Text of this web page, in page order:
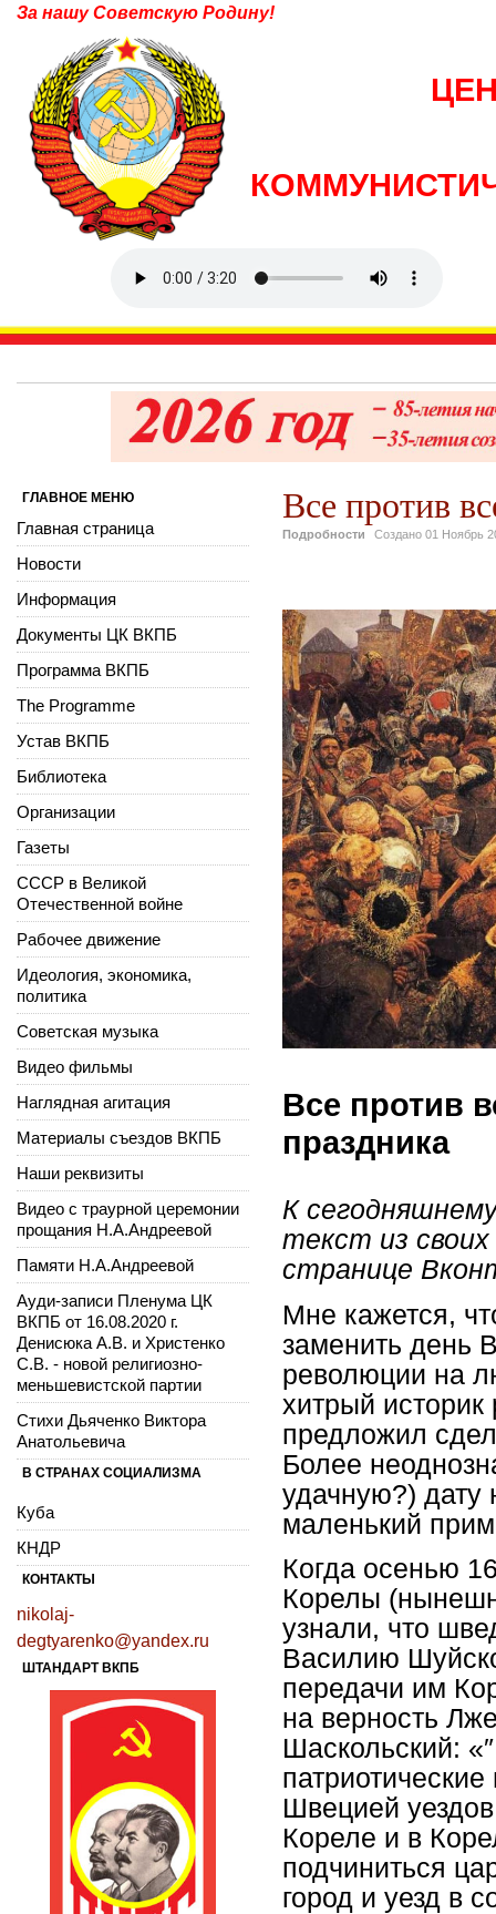
За нашу Советскую Родину!
Все против
Подробности Создано 01 Ноябрь
Все против
праздника
К
текст из
странице
Мне кажется,
заменить день
революции на
хитрый
предложил
Более
удачную?) дату
маленький
Когда осенью
Корелы
узнали, что
Василию
передачи им
на верность
Шаскольский:
Швецией
Кореле и в
подчиниться
город и уезд в
ГЛАВНОЕ МЕНЮ
Главная страница
Новости
Информация
Документы ЦК ВКПБ
Программа ВКПБ
The Programme
Устав ВКПБ
Библиотека
Организации
Газеты
СССР в Великой
Отечественной войне
Рабочее движение
Идеология, экономика,
политика
Советская музыка
Видео фильмы
Наглядная агитация
Материалы съездов ВКПБ
Наши реквизиты
Видео с траурной церемонии
прощания Н.А.Андреевой
Памяти Н.А.Андреевой
Ауди-записи Пленума ЦК
ВКПБ от 16.08.2020 г.
Денисюка А.В. и Христенко
С.В. - новой религиозно-
меньшевистской партии
Стихи Дьяченко Виктора
Анатольевича
В СТРАНАХ СОЦИАЛИЗМА
Куба
КНДР
КОНТАКТЫ
nikolaj-
degtyarenko@yandex.ru
ШТАНДАРТ ВКПБ